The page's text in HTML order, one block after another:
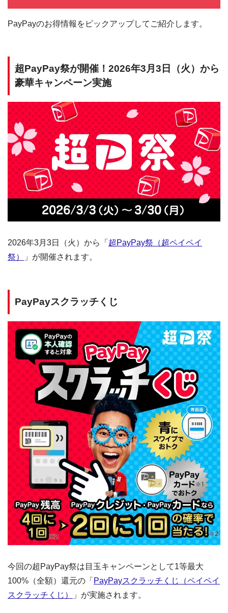
PayPayのお得情報をピックアップしてご紹介します。
超PayPay祭が開催！2026年3月3日（火）から
豪華キャンペーン実施
2026年3月3日（火）から「 超PayPay祭（超ペイペイ
祭）
」が開催されます。
PayPayスクラッチくじ
今回の超PayPay祭は目玉キャンペーンとして1等最大
100%（全額）還元の「 PayPayスクラッチくじ（ペイペイ
スクラッチくじ）
」が実施されます。